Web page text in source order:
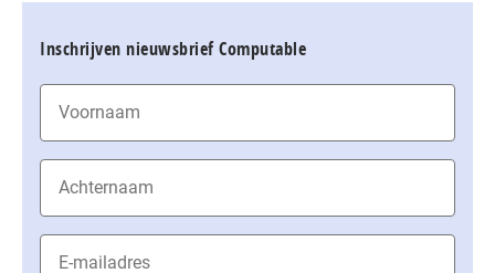
Inschrijven nieuwsbrief Computable